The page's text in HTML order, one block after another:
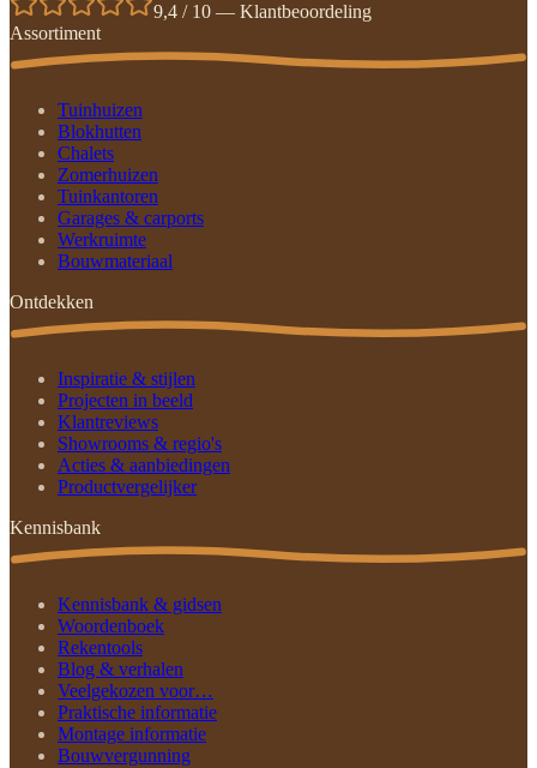
9,4 / 10 — Klantbeoordeling
Assortiment
Tuinhuizen
Blokhutten
Chalets
Zomerhuizen
Tuinkantoren
Garages & carports
Werkruimte
Bouwmateriaal
Ontdekken
Inspiratie & stijlen
Projecten in beeld
Klantreviews
Showrooms & regio's
Acties & aanbiedingen
Productvergelijker
Kennisbank
Kennisbank & gidsen
Woordenboek
Rekentools
Blog & verhalen
Veelgekozen voor…
Praktische informatie
Montage informatie
Bouwvergunning